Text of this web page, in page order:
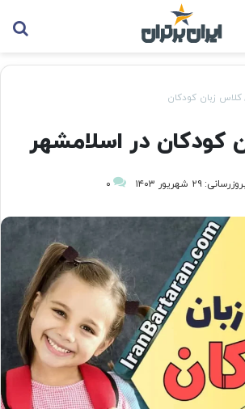
کلاس زبان کودکان
کودکان در اسلامشهر
۲۹ شهریور ۱۴۰۳ ۰